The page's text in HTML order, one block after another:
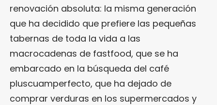
renovación absoluta: la misma generación
que ha decidido que prefiere las pequeñas
tabernas de toda la vida a las
macrocadenas de fastfood, que se ha
embarcado en la búsqueda del café
pluscuamperfecto, que ha dejado de
comprar verduras en los supermercados y